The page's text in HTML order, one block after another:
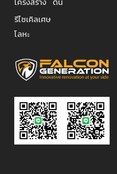
รีไซเคิลเศษ
โลหะ